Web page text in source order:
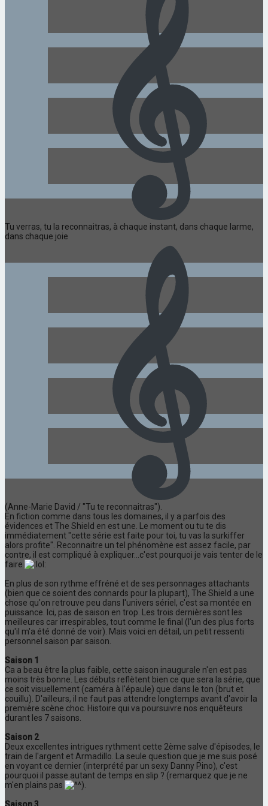
Tu verras, tu la reconnaitras, à chaque instant, dans chaque larme,
dans chaque joie
(Anne-Marie David / "Tu te reconnaitras").
En fiction comme dans tous les domaines, il y a parfois des
évidences et The Shield en est une. Le moment ou tu te dis
immédiatement "cette série est faite pour toi, tu vas la surkiffer
alors profite". Reconnaitre un tel phénomène est assez facile, par
contre, il est compliqué à expliquer...c'est pourquoi je vais tenter de le
faire
En plus de son rythme effréné et de ses personnages attachants
(bien que ce soient des connards pour la plupart), The Shield a une
chose qu'on retrouve peu dans l'univers sériel, c'est sa montée en
puissance. Ici, pas de saison en trop. Les trois dernières sont les
meilleures car irrespirables, tout comme le final (l'un des plus forts
qu'il m'a été donné de voir). Mais voici en détail, un petit ressenti
personnel saison par saison.
Saison 1
Ca a beau être la plus faible, cette saison inaugurale n'en est pas
moins très bonne. Les débuts reflètent bien ce que sera la série, que
ce soit visuellement (caméra à l'épaule) que dans le ton (brut et
couillu). D'ailleurs, il ne faut pas attendre longtemps avant d'avoir la
première scène choc. Histoire qui va poursuivre nos enquêteurs
durant les 7 saisons.
Saison 2
Deux excellentes intrigues rythment cette 2ème salve d'épisodes, le
train de l'argent et Armadillo. La seule question que je me suis posé
en voyant ce dernier (interprété par un sexy Danny Pino), c'est
pourquoi il passe autant de temps en slip ? (remarquez que je ne
m'en plains pas
).
Saison 3